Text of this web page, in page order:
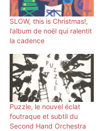
SLOW, this is Christmas!,
l’album de noël qui ralentit
la cadence
Puzzle, le nouvel éclat
foutraque et subtil du
Second Hand Orchestra